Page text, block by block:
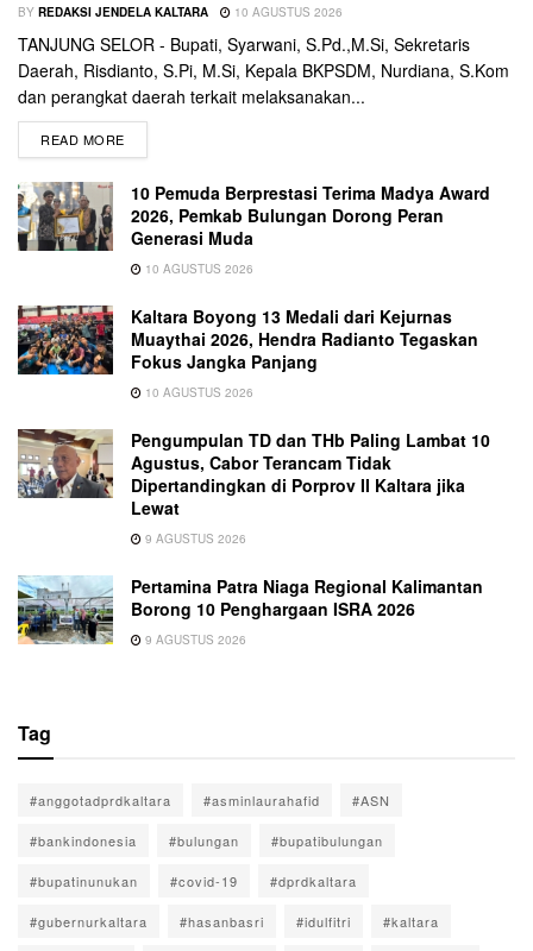
BY REDAKSI JENDELA KALTARA 10 AGUSTUS 2026
TANJUNG SELOR - Bupati, Syarwani, S.Pd.,M.Si, Sekretaris
Daerah, Risdianto, S.Pi, M.Si, Kepala BKPSDM, Nurdiana, S.Kom
dan perangkat daerah terkait melaksanakan...
READ MORE
10 Pemuda Berprestasi Terima Madya Award
2026, Pemkab Bulungan Dorong Peran
Generasi Muda
10 AGUSTUS 2026
Kaltara Boyong 13 Medali dari Kejurnas
Muaythai 2026, Hendra Radianto Tegaskan
Fokus Jangka Panjang
10 AGUSTUS 2026
Pengumpulan TD dan THb Paling Lambat 10
Agustus, Cabor Terancam Tidak
Dipertandingkan di Porprov II Kaltara jika
Lewat
9 AGUSTUS 2026
Pertamina Patra Niaga Regional Kalimantan
Borong 10 Penghargaan ISRA 2026
9 AGUSTUS 2026
Tag
#anggotadprdkaltara #asminlaurahafid #ASN
#bankindonesia #bulungan #bupatibulungan
#bupatinunukan #covid-19 #dprdkaltara
#gubernurkaltara #hasanbasri #idulfitri #kaltara